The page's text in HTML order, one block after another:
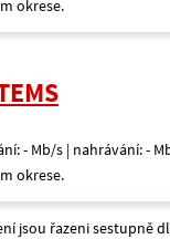
okrese.
- Mb/s | nahrávání: -
okrese.
jsou řazeni sestupně